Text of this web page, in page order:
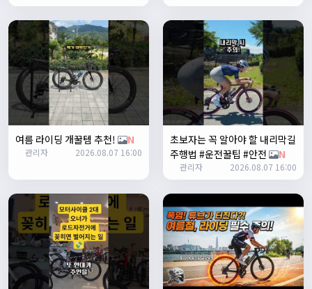
안녕하세요
1/27/2025
루나워커20:37:55
좋네요. 이것저것 많이요
열심히타자 21:12:34
설연휴인데 날씨가..ㅠㅠ
1/28/2025
꼬유10:07:01
2chun09:38:46
명절 잘 보내세요~!
명신이12:33:45
명절 잘보내세요~
2/1/2025
Leepi08:05:10
여름 라이딩 개꿀템 추천! N
관리자 2026.08.07 16:00
초보자는 꼭 알아야 할 내리막길
주행법 #운전꿀팁 #안전
N
관리자 2026.08.07 16:00